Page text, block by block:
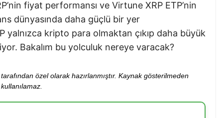
fiyat performansı ve Virtune XRP ETP’nin
dünyasında daha güçlü bir yer
yalnızca kripto para olmaktan çıkıp daha büyük
Bakalım bu yolculuk nereye varacak?
özel olarak hazırlanmıştır. Kaynak gösterilmeden
kullanılamaz.